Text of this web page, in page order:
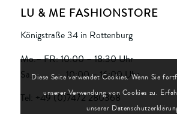
LU & ME FASHIONSTORE
Königstraße 34 in Rottenburg
Mo.– FR: 10:00 – 18:30 Uhr
Sa. 10:00 – 16:00 Uhr
Tel: +49 (0)7472 280368
Diese Seite verwendet Cookies. Wenn Sie
unserer Verwendung von Cookies zu.
unserer